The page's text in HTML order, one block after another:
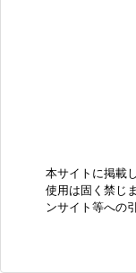
本サイトに掲載
使用は固く禁じ
ンサイト等への